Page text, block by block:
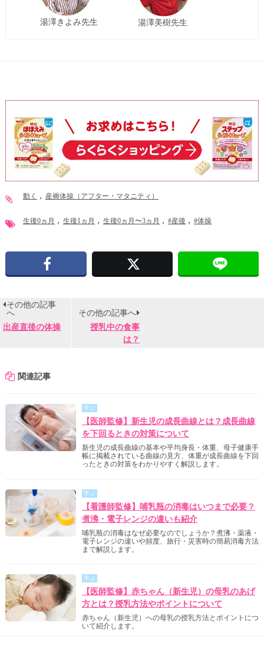
湯澤きよみ先生 湯澤美樹先生
動く 産褥体操（アフター・マタニティ）
生後0ヵ月 生後1ヵ月 生後0ヵ月〜3ヵ月 #産後 #体操
その他の記事
へ
出産直後の体操
その他の記事へ
授乳中の食事
は？
関連記事
学ぶ
【医師監修】新生児の成長曲線とは？成長曲線
を下回るときの対策について
新生児の成長曲線の基本や平均身長・体重、母子健康手
帳に掲載されている曲線の見方、体重が成長曲線を下回
ったときの対策をわかりやすく解説します。
学ぶ
【看護師監修】哺乳瓶の消毒はいつまで必要？
煮沸・電子レンジの違いも紹介
哺乳瓶の消毒はなぜ必要なのでしょうか？煮沸・薬液・
電子レンジの違いや頻度、旅行・災害時の簡易消毒方法
まで解説します。
学ぶ
【医師監修】赤ちゃん（新生児）の母乳のあげ
方とは？授乳方法やポイントについて
赤ちゃん（新生児）への母乳の授乳方法とポイントにつ
いて紹介します。